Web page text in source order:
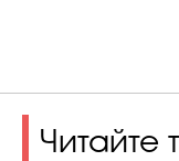
Читайте